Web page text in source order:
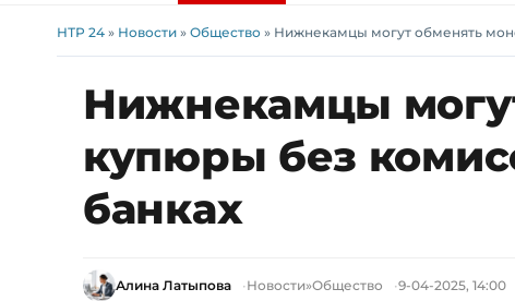
НТР 24 » Новости » Общество » Нижнекамцы могут обменять
Нижнекамцы
купюры без
банках
Алина Латыпова Новости»Общество 9-04-2025, 14:00